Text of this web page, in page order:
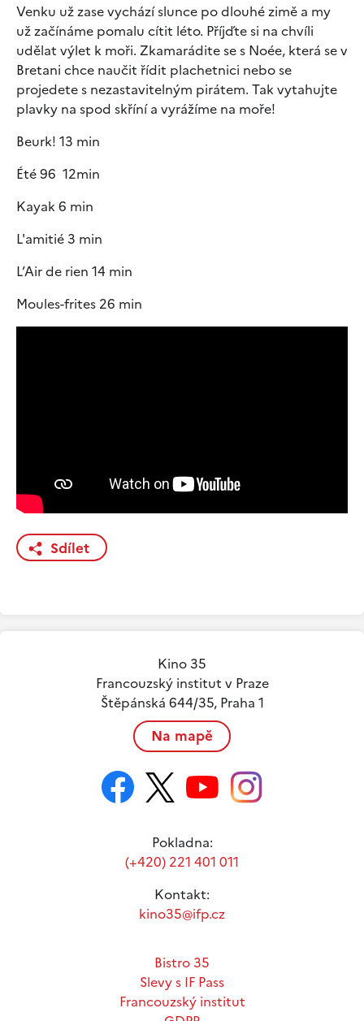
Venku už zase vychází slunce po dlouhé zimě a my
už začínáme pomalu cítit léto. Příjďte si na chvíli
udělat výlet k moři. Zkamarádite se s Noée, která se v
Bretani chce naučit řídit plachetnici nebo se
projedete s nezastavitelným pirátem. Tak vytahujte
plavky na spod skříní a vyrážíme na moře!
Beurk! 13 min
Été 96 12min
Kayak 6 min
L'amitié 3 min
L’Air de rien 14 min
Moules-frites 26 min
Sdílet
Kino 35
Francouzský institut v Praze
Štěpánská 644/35, Praha 1
Na mapě
Pokladna:
(+420) 221 401 011
Kontakt:
kino35@ifp.cz
Bistro 35
Slevy s IF Pass
Francouzský institut